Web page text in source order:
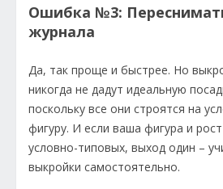
Ошибка №3:
журнала
Да, так проще и быстрее. Но
никогда не дадут идеальную
поскольку все они строятся на
фигуру. И если ваша фигура и
условно-типовых, выход один –
выкройки самостоятельно.